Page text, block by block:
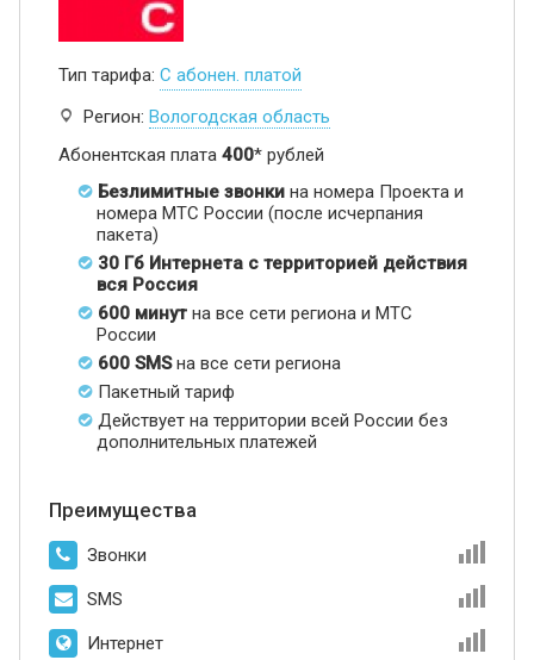
Тип тарифа: С абонен. платой
Регион: Вологодская область
Абонентская плата 400* рублей
Безлимитные звонки на номера Проекта и
номера МТС России (после исчерпания
пакета)
30 Гб Интернета с территорией действия
вся Россия
600 минут на все сети региона и МТС
России
600 SMSна все сети региона
Пакетный тариф
Действует на территории всей России без
дополнительных платежей
Преимущества
Звонки
SMS
Интернет